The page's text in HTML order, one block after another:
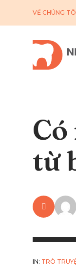
VỀ CHÚNG
từ
IN: TRÒ